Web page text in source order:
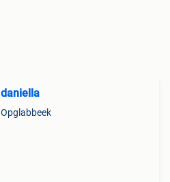
daniella
Opglabbeek